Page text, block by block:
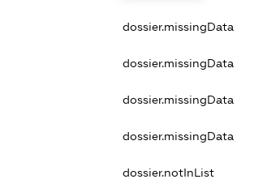
dossier.missingData
dossier.missingData
dossier.missingData
dossier.missingData
dossier.notInList